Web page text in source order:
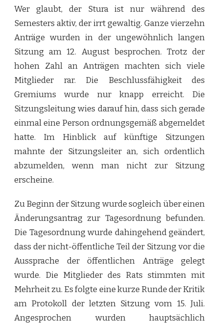
Wer glaubt, der Stura ist nur während des
Semesters aktiv, der irrt gewaltig. Ganze vierzehn
Anträge wurden in der ungewöhnlich langen
Sitzung am 12. August besprochen. Trotz der
hohen Zahl an Anträgen machten sich viele
Mitglieder rar. Die Beschlussfähigkeit des
Gremiums wurde nur knapp erreicht. Die
Sitzungsleitung wies darauf hin, dass sich gerade
einmal eine Person ordnungsgemäß abgemeldet
hatte. Im Hinblick auf künftige Sitzungen
mahnte der Sitzungsleiter an, sich ordentlich
abzumelden, wenn man nicht zur Sitzung
erscheine.
Zu Beginn der Sitzung wurde sogleich über einen
Änderungsantrag zur Tagesordnung befunden.
Die Tagesordnung wurde dahingehend geändert,
dass der nicht-öffentliche Teil der Sitzung vor die
Aussprache der öffentlichen Anträge gelegt
wurde. Die Mitglieder des Rats stimmten mit
Mehrheit zu. Es folgte eine kurze Runde der Kritik
am Protokoll der letzten Sitzung vom 15. Juli.
Angesprochen wurden hauptsächlich